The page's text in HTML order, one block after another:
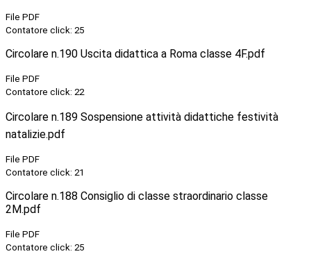
File PDF
Contatore click: 25
Circolare n.190 Uscita didattica a Roma classe 4F.pdf
File PDF
Contatore click: 22
Circolare n.189 Sospensione attività didattiche festività
natalizie.pdf
File PDF
Contatore click: 21
Circolare n.188 Consiglio di classe straordinario classe
2M.pdf
File PDF
Contatore click: 25